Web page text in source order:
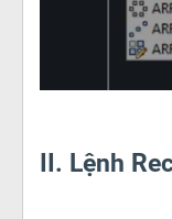
II. Lệnh